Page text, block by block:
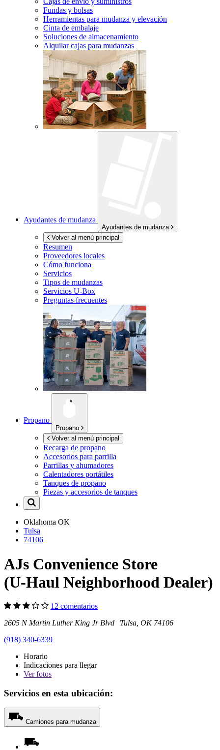
Fundas y bolsas
Herramientas para mudanza y elevación
Cinta de embalaje
Soluciones de almacenamiento
Alquilar cajas para mudanzas
Ayudantes de mudanza
Ayudantes de mudanza
Volver al menú principal
Resumen
Proveedores locales
Cómo funciona
Servicios
Tipos de mudanzas
Servicios U-Box
Preguntas frecuentes
Propano
Propano
Volver al menú principal
Recarga de propano
Accesorios para parrilla
Parrillas y ahumadores
Calentadores portátiles
Tanques de propano
Piezas y accesorios de tanques
Oklahoma OK
Tulsa
74106
AJs Convenience Store
(U-Haul Neighborhood Dealer)
12 comentarios
2605 N Martin Luther King Jr Blvd Tulsa, OK 74106
(918) 340-6339
Horario
Indicaciones para llegar
Verfotos
Servicios en esta ubicación:
Camiones para mudanza